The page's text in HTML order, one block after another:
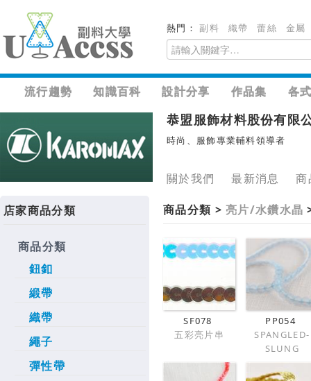
熱門：副料 織帶 蕾絲 金屬
流行趨勢 知識百科 設計分享 作品集 各
恭盟服飾材料股份有限
時尚、服飾專業輔料領導者
關於我們 最新消息 商
店家商品分類
商品分類
鈕釦
緞帶
織帶
繩子
彈性帶
商品分類 >亮片/水鑽水晶
SF078
五彩亮片串
PP054
SPANGLED-
SLUNG